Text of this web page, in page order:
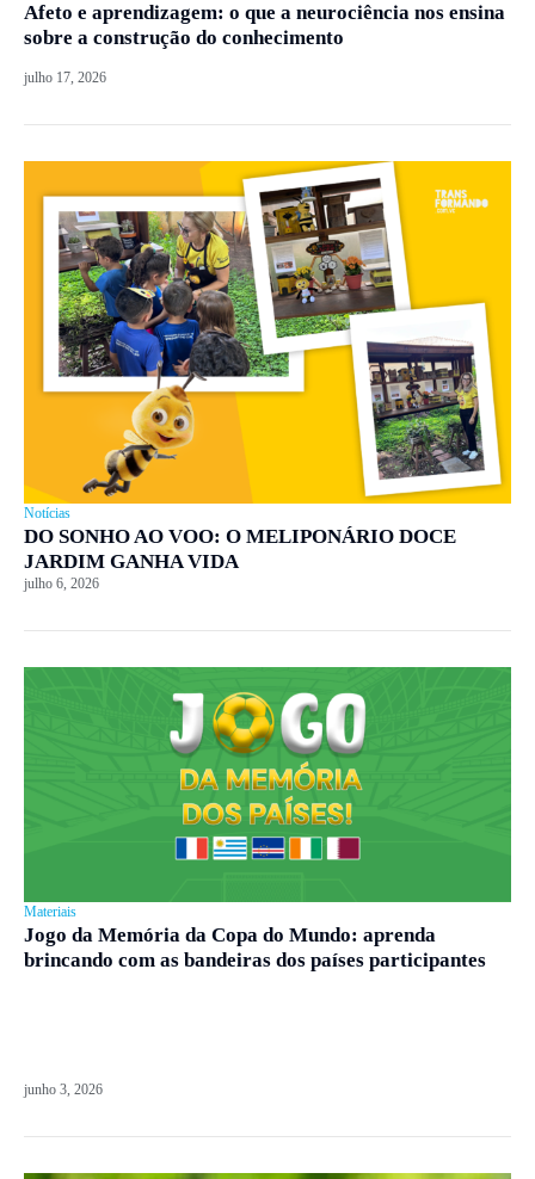
Afeto e aprendizagem: o que a neurociência nos ensina
sobre a construção do conhecimento
julho 17, 2026
Notícias
DO SONHO AO VOO: O MELIPONÁRIO DOCE
JARDIM GANHA VIDA
julho 6, 2026
Materiais
Jogo da Memória da Copa do Mundo: aprenda
brincando com as bandeiras dos países participantes
junho 3, 2026